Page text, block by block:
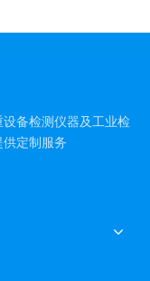
备检测仪器及工业检
定制服务